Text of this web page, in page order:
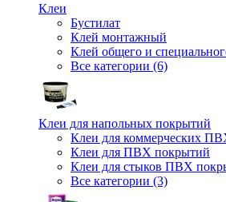
Клеи
Бустилат
Клей монтажный
Клей общего и
Все категории (6)
Клеи для напольных покрытий
Клеи для коммерческих
Клеи для ПВХ покрытий
Клеи для стыков ПВХ
Все категории (3)